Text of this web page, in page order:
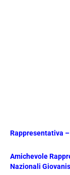
Rappresentativa
Amichevole
Nazionali